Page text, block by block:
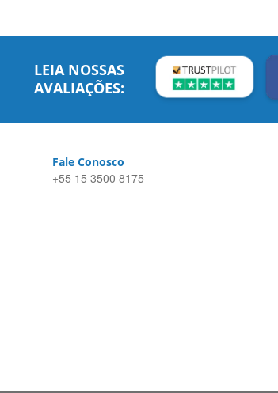
LEIA NOSSAS
AVALIAÇÕES:
Fale Conosco
+55 15 3500 8175